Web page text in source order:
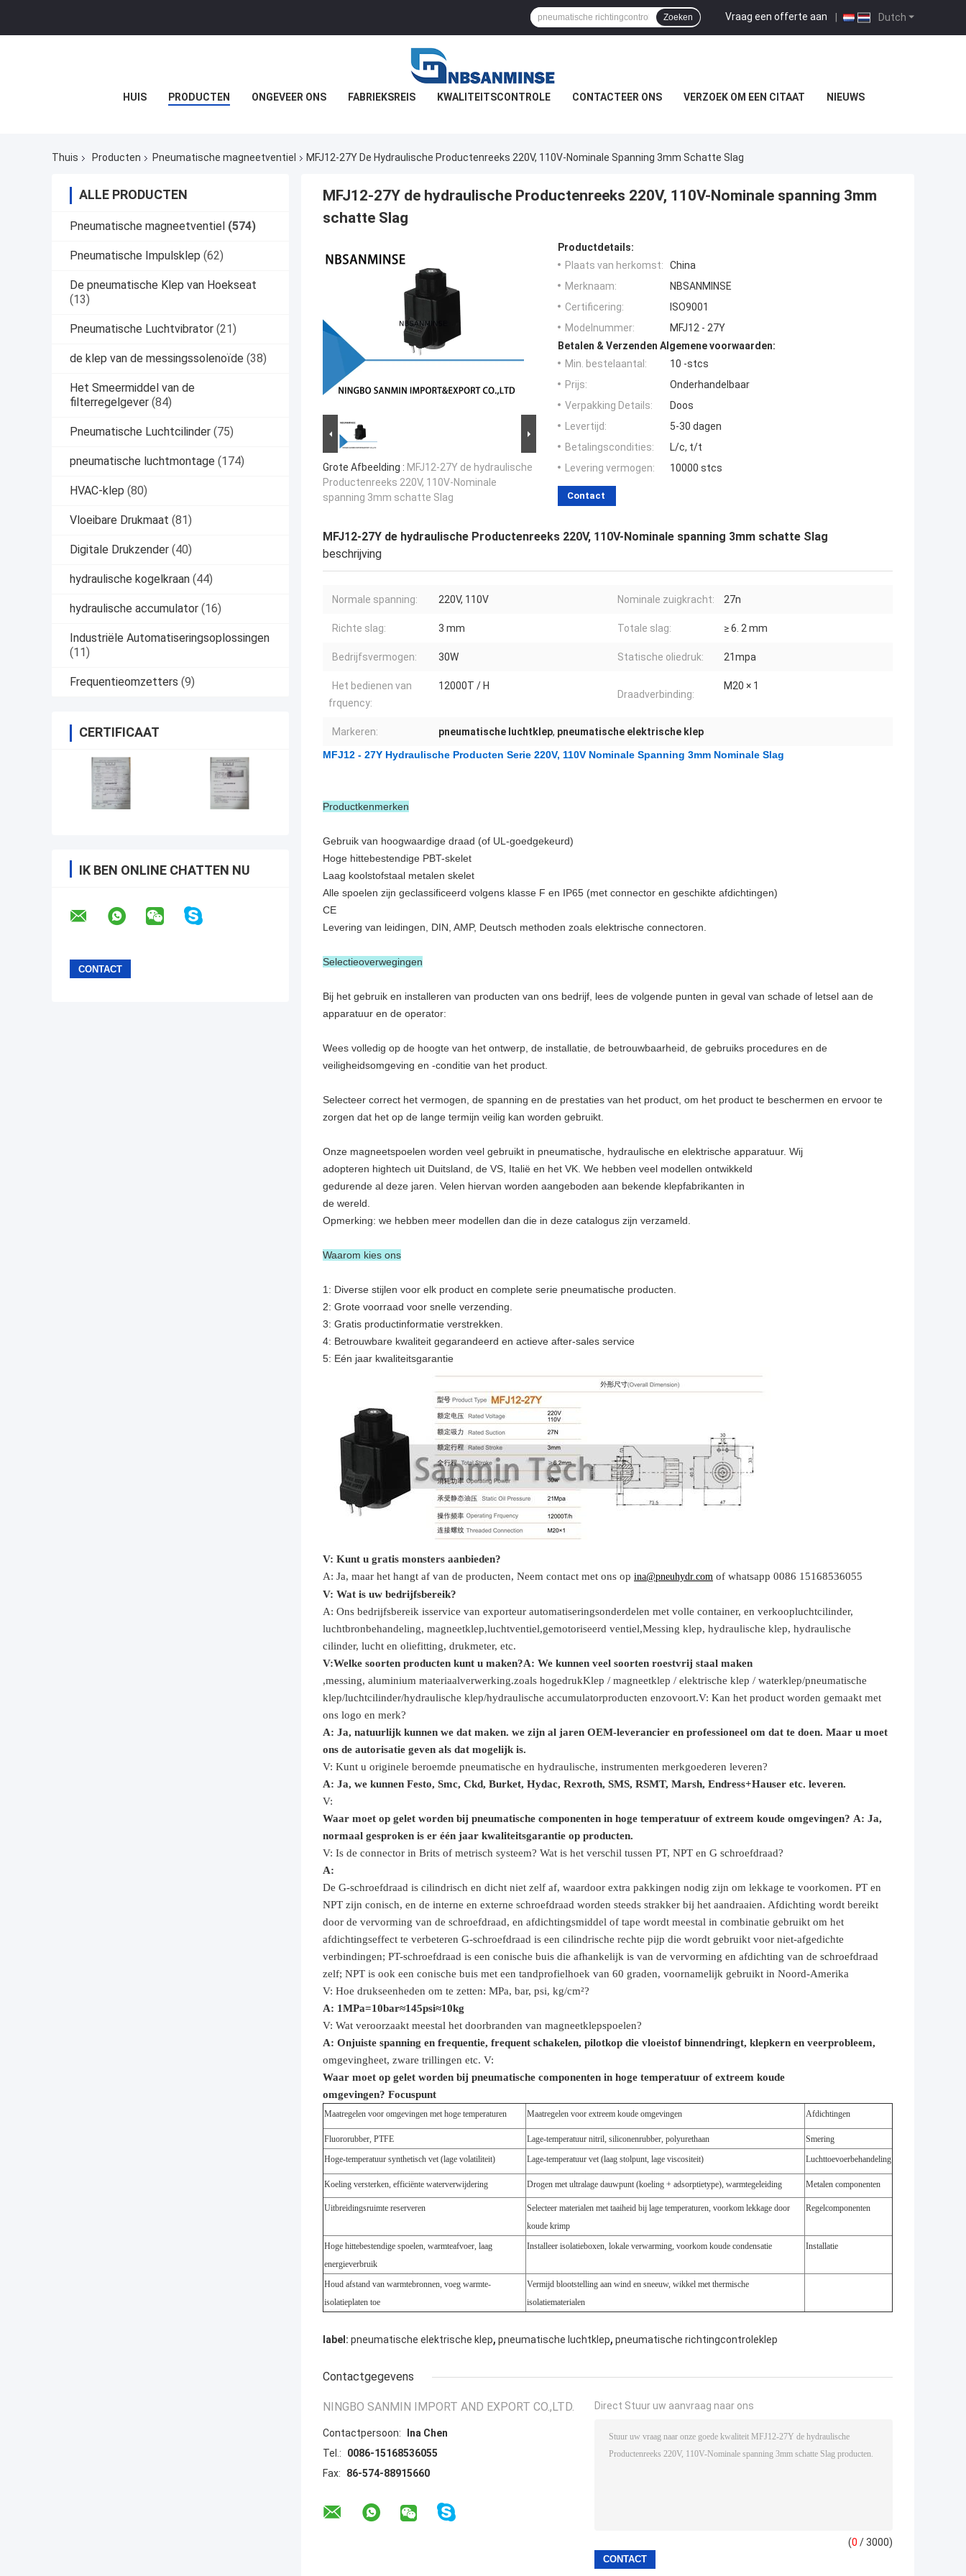
Dutch
Vraag een offerte aan |
Zoeken
HUIS PRODUCTEN ONGEVEER ONS FABRIEKSREIS KWALITEITSCONTROLE CONTACTEER ONS VERZOEK OM EEN CITAAT NIEUWS
Thuis Producten Pneumatische magneetventiel MFJ12-27Y De Hydraulische Productenreeks 220V, 110V-Nominale Spanning 3mm Schatte Slag
ALLE PRODUCTEN
Pneumatische magneetventiel (574)
Pneumatische Impulsklep (62)
De pneumatische Klep van Hoekseat
(13)
Pneumatische Luchtvibrator (21)
de klep van de messingssolenoïde (38)
Het Smeermiddel van de
filterregelgever (84)
Pneumatische Luchtcilinder (75)
pneumatische luchtmontage (174)
HVAC-klep (80)
Vloeibare Drukmaat (81)
Digitale Drukzender (40)
hydraulische kogelkraan (44)
hydraulische accumulator (16)
Industriële Automatiseringsoplossingen
(11)
Frequentieomzetters (9)
CERTIFICAAT
IK BEN ONLINE CHATTEN NU
MFJ12-27Y de hydraulische Productenreeks 220V, 110V-Nominale spanning 3mm
schatte Slag
Grote Afbeelding : MFJ12-27Y de hydraulische
Productenreeks 220V, 110V-Nominale
spanning 3mm schatte Slag
Productdetails:
Plaats van herkomst:
China
Merknaam:
NBSANMINSE
Certificering:
ISO9001
Modelnummer:
MFJ12 - 27Y
Betalen & Verzenden Algemene voorwaarden:
Min. bestelaantal:
10 -stcs
Prijs:
Onderhandelbaar
Verpakking Details:
Doos
Levertijd:
5-30 dagen
Betalingscondities:
L/c, t/t
Levering vermogen:
10000 stcs
Contact
MFJ12-27Y de hydraulische Productenreeks 220V, 110V-Nominale spanning 3mm schatte Slag
beschrijving
Normale spanning: 220V, 110V Nominale zuigkracht: 27n
Richte slag: 3 mm Totale slag: ≥ 6. 2 mm
Bedrijfsvermogen: 30W Statische oliedruk: 21mpa
Het bedienen van
frquency:
12000T / H
Draadverbinding:
M20 × 1
Markeren: pneumatische luchtklep, pneumatische elektrische klep
MFJ12 - 27Y Hydraulische Producten Serie 220V, 110V Nominale Spanning 3mm Nominale Slag
Productkenmerken
Gebruik van hoogwaardige draad (of UL-goedgekeurd)
Hoge hittebestendige PBT-skelet
Laag koolstofstaal metalen skelet
Alle spoelen zijn geclassificeerd volgens klasse F en IP65 (met connector en geschikte afdichtingen)
CE
Levering van leidingen, DIN, AMP, Deutsch methoden zoals elektrische connectoren.
Selectieoverwegingen
Bij het gebruik en installeren van producten van ons bedrijf, lees de volgende punten in geval van schade of letsel aan de
apparatuur en de operator:
Wees volledig op de hoogte van het ontwerp, de installatie, de betrouwbaarheid, de gebruiks procedures en de
veiligheidsomgeving en -conditie van het product.
Selecteer correct het vermogen, de spanning en de prestaties van het product, om het product te beschermen en ervoor te
zorgen dat het op de lange termijn veilig kan worden gebruikt.
Onze magneetspoelen worden veel gebruikt in pneumatische, hydraulische en elektrische apparatuur. Wij
adopteren hightech uit Duitsland, de VS, Italië en het VK. We hebben veel modellen ontwikkeld
gedurende al deze jaren. Velen hiervan worden aangeboden aan bekende klepfabrikanten in
de wereld.
Opmerking: we hebben meer modellen dan die in deze catalogus zijn verzameld.
Waarom kies ons
1: Diverse stijlen voor elk product en complete serie pneumatische producten.
2: Grote voorraad voor snelle verzending.
3: Gratis productinformatie verstrekken.
4: Betrouwbare kwaliteit gegarandeerd en actieve after-sales service
5: Eén jaar kwaliteitsgarantie
V: Kunt u gratis monsters aanbieden?
A: Ja, maar het hangt af van de producten, Neem contact met ons op ina@pneuhydr.com of whatsapp 0086 15168536055
V: Wat is uw bedrijfsbereik?
A: Ons bedrijfsbereik isservice van exporteur automatiseringsonderdelen met volle container, en verkoopluchtcilinder,
luchtbronbehandeling, magneetklep,luchtventiel,gemotoriseerd ventiel,Messing klep, hydraulische klep, hydraulische
cilinder, lucht en oliefitting, drukmeter, etc.
V:Welke soorten producten kunt u maken?A: We kunnen veel soorten roestvrij staal maken
,messing, aluminium materiaalverwerking.zoals hogedrukKlep / magneetklep / elektrische klep / waterklep/pneumatische
klep/luchtcilinder/hydraulische klep/hydraulische accumulatorproducten enzovoort.V: Kan het product worden gemaakt met
ons logo en merk?
A: Ja, natuurlijk kunnen we dat maken. we zijn al jaren OEM-leverancier en professioneel om dat te doen. Maar u moet
ons de autorisatie geven als dat mogelijk is.
V: Kunt u originele beroemde pneumatische en hydraulische, instrumenten merkgoederen leveren?
A: Ja, we kunnen Festo, Smc, Ckd, Burket, Hydac, Rexroth, SMS, RSMT, Marsh, Endress+Hauser etc. leveren.
V:
Waar moet op gelet worden bij pneumatische componenten in hoge temperatuur of extreem koude omgevingen? A: Ja,
normaal gesproken is er één jaar kwaliteitsgarantie op producten.
V: Is de connector in Brits of metrisch systeem? Wat is het verschil tussen PT, NPT en G schroefdraad?
A:
De G-schroefdraad is cilindrisch en dicht niet zelf af, waardoor extra pakkingen nodig zijn om lekkage te voorkomen. PT en
NPT zijn conisch, en de interne en externe schroefdraad worden steeds strakker bij het aandraaien. Afdichting wordt bereikt
door de vervorming van de schroefdraad, en afdichtingsmiddel of tape wordt meestal in combinatie gebruikt om het
afdichtingseffect te verbeteren G-schroefdraad is een cilindrische rechte pijp die wordt gebruikt voor niet-afgedichte
verbindingen; PT-schroefdraad is een conische buis die afhankelijk is van de vervorming en afdichting van de schroefdraad
zelf; NPT is ook een conische buis met een tandprofielhoek van 60 graden, voornamelijk gebruikt in Noord-Amerika
V: Hoe drukseenheden om te zetten: MPa, bar, psi, kg/cm²?
A: 1MPa=10bar≈145psi≈10kg
V: Wat veroorzaakt meestal het doorbranden van magneetklepspoelen?
A: Onjuiste spanning en frequentie, frequent schakelen, pilotkop die vloeistof binnendringt, klepkern en veerprobleem,
omgevingheet, zware trillingen etc. V:
Waar moet op gelet worden bij pneumatische componenten in hoge temperatuur of extreem koude
omgevingen? Focuspunt
Maatregelen voor omgevingen met hoge temperaturen Maatregelen voor extreem koude omgevingen Afdichtingen
Fluororubber, PTFE Lage-temperatuur nitril, siliconenrubber, polyurethaan
Smering
Hoge-temperatuur synthetisch vet (lage volatiliteit)
Lage-temperatuur vet (laag stolpunt, lage viscositeit) Luchttoevoerbehandeling
Koeling versterken, efficiënte waterverwijdering Drogen met ultralage dauwpunt (koeling + adsorptietype), warmtegeleiding Metalen componenten
Uitbreidingsruimte reserveren
Selecteer materialen met taaiheid bij lage temperaturen, voorkom lekkage door
koude krimp
Regelcomponenten
Hoge hittebestendige spoelen, warmteafvoer, laag
energieverbruik
Installeer isolatieboxen, lokale verwarming, voorkom koude condensatie Installatie
Houd afstand van warmtebronnen, voeg warmte-
isolatieplaten toe
Vermijd blootstelling aan wind en sneeuw, wikkel met thermische
isolatiematerialen
label: pneumatische elektrische klep, pneumatische luchtklep, pneumatische richtingcontroleklep
Contactgegevens
NINGBO SANMIN IMPORT AND EXPORT CO.,LTD.
Contactpersoon:
Ina Chen
Tel.:
0086-15168536055
Fax:
86-574-88915660
Direct Stuur uw aanvraag naar ons
(0 / 3000)